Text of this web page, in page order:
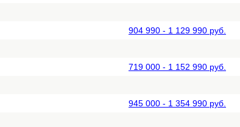
904 990 - 1 129 990 руб.
719 000 - 1 152 990 руб.
945 000 - 1 354 990 руб.